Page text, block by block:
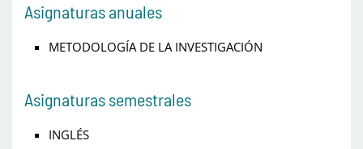
Asignaturas anuales
METODOLOGÍA DE LA INVESTIGACIÓN
Asignaturas semestrales
INGLÉS